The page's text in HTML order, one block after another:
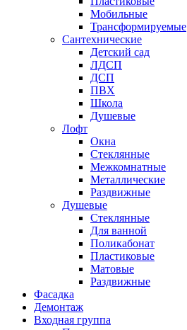
Мобильные
Трансформируемые
Сантехнические
Детский сад
ЛДСП
ДСП
ПВХ
Школа
Душевые
Лофт
Окна
Стеклянные
Межкомнатные
Металлические
Раздвижные
Душевые
Стеклянные
Для ванной
Поликабонат
Пластиковые
Матовые
Раздвижные
Фасадка
Демонтаж
Входная группа